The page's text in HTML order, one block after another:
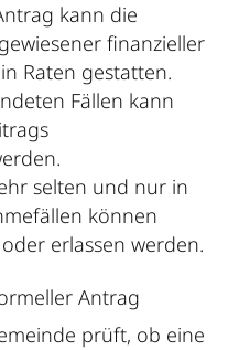
kann die
finanzieller
Raten gestatten.
Fällen kann
selten und nur in
können
erlassen werden.
Antrag
prüft, ob eine